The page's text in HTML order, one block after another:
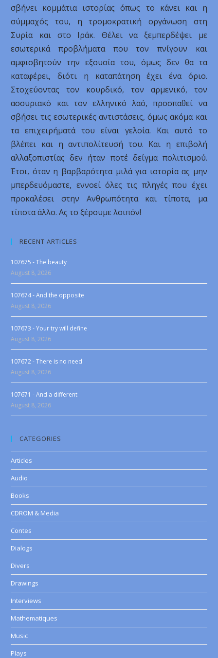
σβήνει κομμάτια ιστορίας όπως το κάνει και η
σύμμαχός του, η τρομοκρατική οργάνωση στη
Συρία και στο Ιράκ. Θέλει να ξεμπερδέψει με
εσωτερικά προβλήματα που τον πνίγουν και
αμφισβητούν την εξουσία του, όμως δεν θα τα
καταφέρει, διότι η καταπάτηση έχει ένα όριο.
Στοχεύοντας τον κουρδικό, τον αρμενικό, τον
ασσυριακό και τον ελληνικό λαό, προσπαθεί να
σβήσει τις εσωτερικές αντιστάσεις, όμως ακόμα και
τα επιχειρήματά του είναι γελοία. Και αυτό το
βλέπει και η αντιπολίτευσή του. Και η επιβολή
αλλαξοπιστίας δεν ήταν ποτέ δείγμα πολιτισμού.
Έτσι, όταν η βαρβαρότητα μιλά για ιστορία ας μην
μπερδευόμαστε, εννοεί όλες τις πληγές που έχει
προκαλέσει στην Ανθρωπότητα και τίποτα, μα
τίποτα άλλο. Ας το ξέρουμε λοιπόν!
RECENT ARTICLES
107675 - The beauty
August 8, 2026
107674 - And the opposite
August 8, 2026
107673 - Your try will define
August 8, 2026
107672 - There is no need
August 8, 2026
107671 - And a different
August 8, 2026
CATEGORIES
Articles
Audio
Books
CDROM & Media
Contes
Dialogs
Divers
Drawings
Interviews
Mathematiques
Music
Plays